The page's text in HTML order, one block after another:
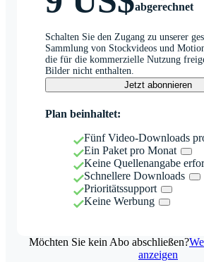
abgerechnet
Schalten Sie den Zugang zu unserer
Sammlung von Stockvideos und
die für die kommerzielle Nutzung
Bilder nicht enthalten.
Jetzt abonnieren
Plan beinhaltet:
Fünf Video-Downloads
Ein Paket pro Monat
Keine Quellenangabe
Schnellere Downloads
Prioritätssupport
Keine Werbung
Möchten Sie kein Abo abschließen?
anzeigen